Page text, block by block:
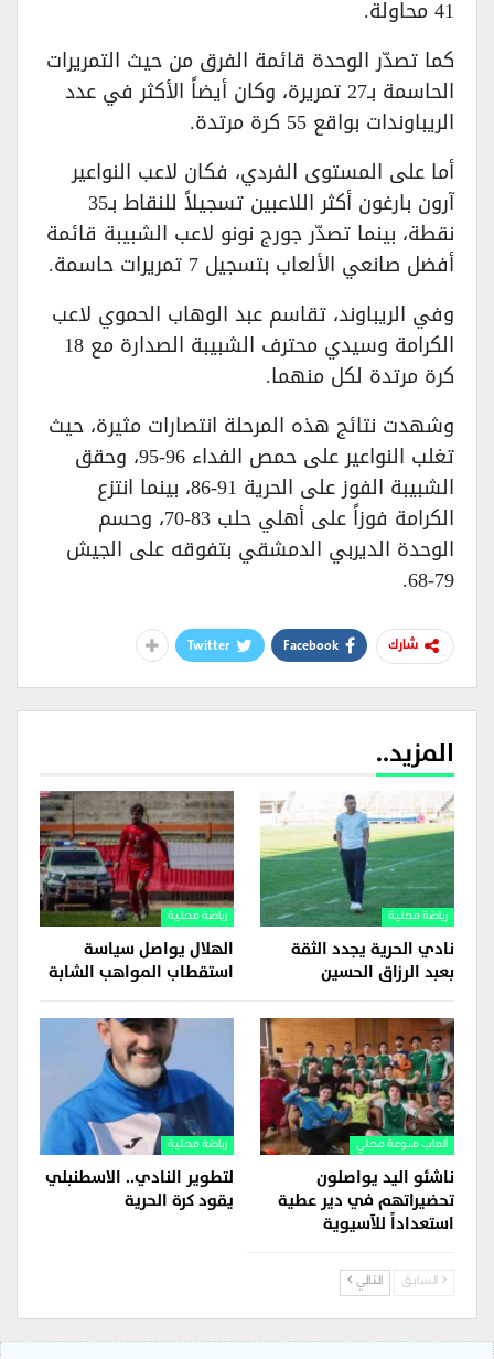
41 محاولة.
كما تصدّر الوحدة قائمة الفرق من حيث التمريرات
الحاسمة بـ27 تمريرة، وكان أيضاً الأكثر في عدد
الريباوندات بواقع 55 كرة مرتدة.
أما على المستوى الفردي، فكان لاعب النواعير
آرون بارغون أكثر اللاعبين تسجيلاً للنقاط بـ35
نقطة، بينما تصدّر جورج نونو لاعب الشبيبة قائمة
أفضل صانعي الألعاب بتسجيل 7 تمريرات حاسمة.
وفي الريباوند، تقاسم عبد الوهاب الحموي لاعب
الكرامة وسيدي محترف الشبيبة الصدارة مع 18
كرة مرتدة لكل منهما.
وشهدت نتائج هذه المرحلة انتصارات مثيرة، حيث
تغلب النواعير على حمص الفداء 96-95، وحقق
الشبيبة الفوز على الحرية 91-86، بينما انتزع
الكرامة فوزاً على أهلي حلب 83-70، وحسم
الوحدة الديربي الدمشقي بتفوقه على الجيش
79-68.
شارك Facebook
Twitter
المزيد..
رياضة محلية
نادي الحرية يجدد الثقة
بعبد الرزاق الحسين
رياضة محلية
الهلال يواصل سياسة
استقطاب المواهب الشابة
ألعاب منوعة محلي
ناشئو اليد يواصلون
تحضيراتهم في دير عطية
استعداداً للآسيوية
رياضة محلية
لتطوير النادي.. الاسطنبلي
يقود كرة الحرية
السابق التالي